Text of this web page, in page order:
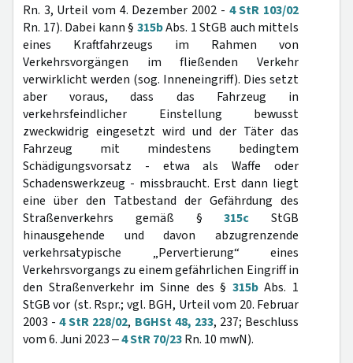
Rn. 3, Urteil vom 4. Dezember 2002 - 4 StR 103/02
Rn. 17). Dabei kann § 315bAbs. 1 StGB auch mittels
eines Kraftfahrzeugs im Rahmen von
Verkehrsvorgängen im fließenden Verkehr
verwirklicht werden (sog. Inneneingriff). Dies setzt
aber voraus, dass das Fahrzeug in
verkehrsfeindlicher Einstellung bewusst
zweckwidrig eingesetzt wird und der Täter das
Fahrzeug mit mindestens bedingtem
Schädigungsvorsatz - etwa als Waffe oder
Schadenswerkzeug - missbraucht. Erst dann liegt
eine über den Tatbestand der Gefährdung des
Straßenverkehrs gemäß §315c StGB
hinausgehende und davon abzugrenzende
verkehrsatypische „Pervertierung“ eines
Verkehrsvorgangs zu einem gefährlichen Eingriff in
den Straßenverkehr im Sinne des § 315bAbs. 1
StGB vor (st. Rspr.; vgl. BGH, Urteil vom 20. Februar
2003 -4 StR 228/02, BGHSt 48, 233, 237; Beschluss
vom 6. Juni 2023 ‒4 StR 70/23Rn. 10 mwN).